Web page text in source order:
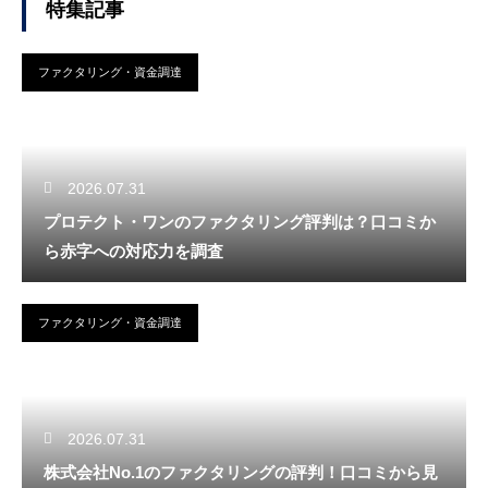
特集記事
ファクタリング・資金調達
2026.07.31
プロテクト・ワンのファクタリング評判は？口コミか
ら赤字への対応力を調査
ファクタリング・資金調達
2026.07.31
株式会社No.1のファクタリングの評判！口コミから見